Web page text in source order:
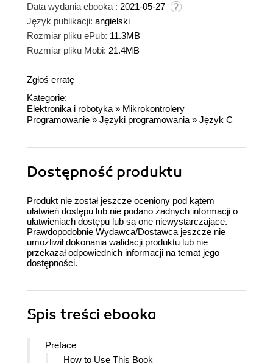
Data wydania ebooka : 2021-05-27
Język publikacji: angielski
Rozmiar pliku ePub: 11.3MB
Rozmiar pliku Mobi: 21.4MB
Zgłoś erratę
Kategorie:
Elektronika i robotyka » Mikrokontrolery
Programowanie » Języki programowania » Język C
Dostępność produktu
Produkt nie został jeszcze oceniony pod kątem
ułatwień dostępu lub nie podano żadnych informacji o
ułatwieniach dostępu lub są one niewystarczające.
Prawdopodobnie Wydawca/Dostawca jeszcze nie
umożliwił dokonania walidacji produktu lub nie
przekazał odpowiednich informacji na temat jego
dostępności.
Spis treści ebooka
Preface
How to Use This Book